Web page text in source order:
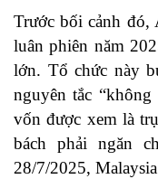
Trước bối cảnh
luân phiên năm
lớn. Tổ chức này
nguyên tắc
vốn được xem là
bách phải ngăn
28/7/2025,